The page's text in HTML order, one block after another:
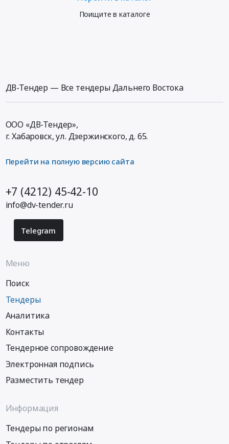
Поищите в каталоге
ДВ-Тендер — Все тендеры Дальнего Востока
ООО «ДВ-Тендер»,
г. Хабаровск,ул. Дзержинского, д. 65.
Перейти на полную версию сайта
+7 (4212) 45-42-10
info@dv-tender.ru
Telegram
Меню
Поиск
Тендеры
Аналитика
Контакты
Тендерное сопровождение
Электронная подпись
Разместить тендер
Информация
Тендеры по регионам